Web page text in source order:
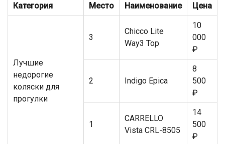
Категория Место Наименование Цена
Лучшие
недорогие
коляски для
прогулки
3
Chicco Lite
Way3 Top
10
000
₽
2 Indigo Epica
8
500
₽
1
CARRELLO
Vista CRL-8505
14
500
₽